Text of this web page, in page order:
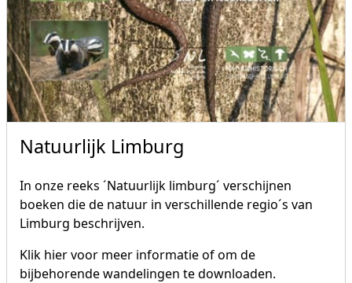
Natuurlijk Limburg
In onze reeks ´Natuurlijk limburg´ verschijnen
boeken die de natuur in verschillende regio´s van
Limburg beschrijven.
Klik hier voor meer informatie of om de
bijbehorende wandelingen te downloaden.